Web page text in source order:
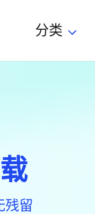
分类
残留